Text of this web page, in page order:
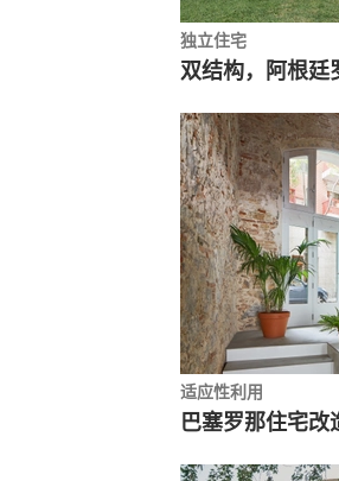
独立住宅
双结构，阿根廷
适应性利用